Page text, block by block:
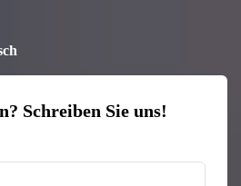
Schreiben Sie uns!